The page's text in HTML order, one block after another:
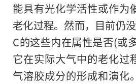
能具有光化学活性或作为
老化过程。然而，目前仍
C的这些内在属性是否(或
它在实际大气中的老化过
气溶胶成分的形成和演化